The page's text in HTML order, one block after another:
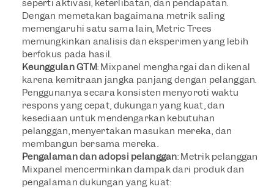
seperti aktivasi, keterlibatan, dan pendapatan.
Dengan memetakan bagaimana metrik saling
memengaruhi satu sama lain, Metric Trees
memungkinkan analisis dan eksperimen yang lebih
berfokus pada hasil.
Keunggulan GTM: Mixpanel menghargai dan dikenal
karena kemitraan jangka panjang dengan pelanggan.
Penggunanya secara konsisten menyoroti waktu
respons yang cepat, dukungan yang kuat, dan
kesediaan untuk mendengarkan kebutuhan
pelanggan, menyertakan masukan mereka, dan
membangun bersama mereka.
Pengalaman dan adopsi pelanggan: Metrik pelanggan
Mixpanel mencerminkan dampak dari produk dan
pengalaman dukungan yang kuat: